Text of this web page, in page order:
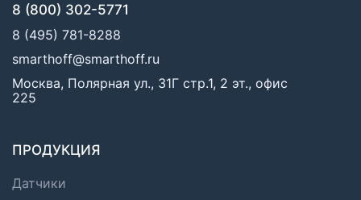
8 (800) 302-5771
8 (495) 781-8288
smarthoff@smarthoff.ru
Москва, Полярная ул., 31Г стр.1, 2 эт., офис
225
ПРОДУКЦИЯ
Датчики